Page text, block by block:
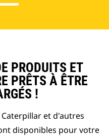
PRODUITS ET
PRÊTS À ÊTRE
!
et d'autres
disponibles pour votre